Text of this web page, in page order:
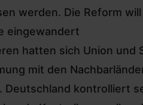
werden. Die Reform
eingewandert
hatten sich Union
mit den
Deutschland kontrolliert